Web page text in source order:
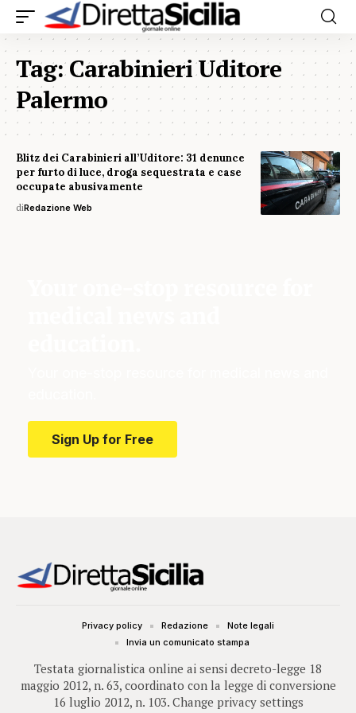
Tag:Carabinieri Uditore
Palermo
Blitz dei Carabinieri all’Uditore: 31 denunce
per furto di luce, droga sequestrata e case
occupate abusivamente
diRedazione Web
Sign Up for Free
Testata giornalistica online ai sensi decreto-legge 18
maggio 2012, n. 63, coordinato con la legge di conversione
16 luglio 2012, n. 103. Change privacy settings
Privacy policy Redazione
Note legali
Invia un comunicato stampa